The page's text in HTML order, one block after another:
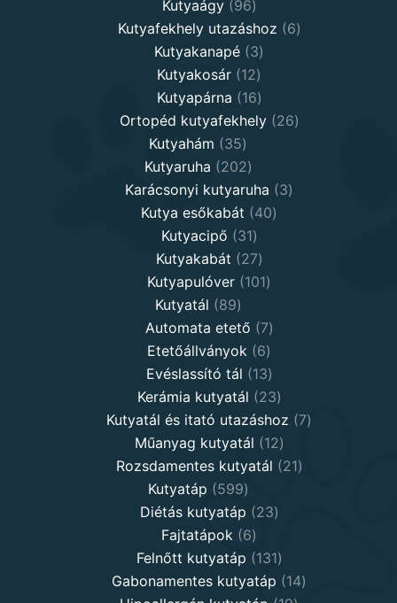
Kutyaágy 9696
products
Kutyafekhely utazáshoz 66
Kutyakanapé 33
products
Kutyakosár 1212
products
Kutyapárna 1616
products
Ortopéd kutyafekhely 2626
Kutyahám 3535
products
Kutyaruha 202202
products
Karácsonyi kutyaruha 33
Kutya esőkabát 4040
Kutyacipő 3131
products
Kutyakabát 2727
products
Kutyapulóver 101101
Kutyatál 8989
products
Automata etető 77
products
Etetőállványok 66
products
Evéslassító tál 1313
products
Kerámia kutyatál 2323
products
Kutyatál és itató utazáshoz 77
Műanyag kutyatál 1212
products
Rozsdamentes kutyatál 2121
Kutyatáp 599599
products
Diétás kutyatáp 2323
Fajtatápok 66
products
Felnőtt kutyatáp 131131
products
Gabonamentes kutyatáp 1414